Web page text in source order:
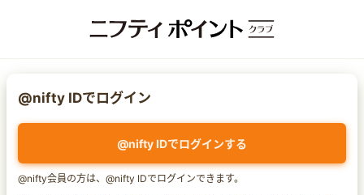
@nifty IDでログイン
@nifty IDでログインする
@nifty会員の方は、@nifty IDでログインできます。